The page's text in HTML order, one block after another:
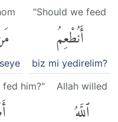
"Should we feed
أَنُطْعِمُ
biz mi yedirelim?
Allah willed
ٱللَّهُ
fed him?"